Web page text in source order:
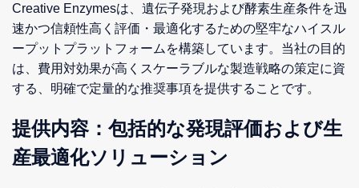
Creative Enzymesは、遺伝子発現および酵素生産条件を迅
速かつ信頼性高く評価・最適化するための堅牢なハイスル
ープットプラットフォームを構築しています。当社の目的
は、費用対効果が高くスケーラブルな製造戦略の策定に資
する、明確で定量的な推奨事項を提供することです。
提供内容：包括的な発現評価および生
産最適化ソリューション